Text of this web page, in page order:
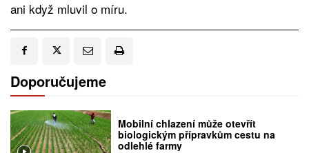
ani když mluvil o míru.
Doporučujeme
Mobilní chlazení může otevřít
biologickým přípravkům cestu na
odlehlé farmy